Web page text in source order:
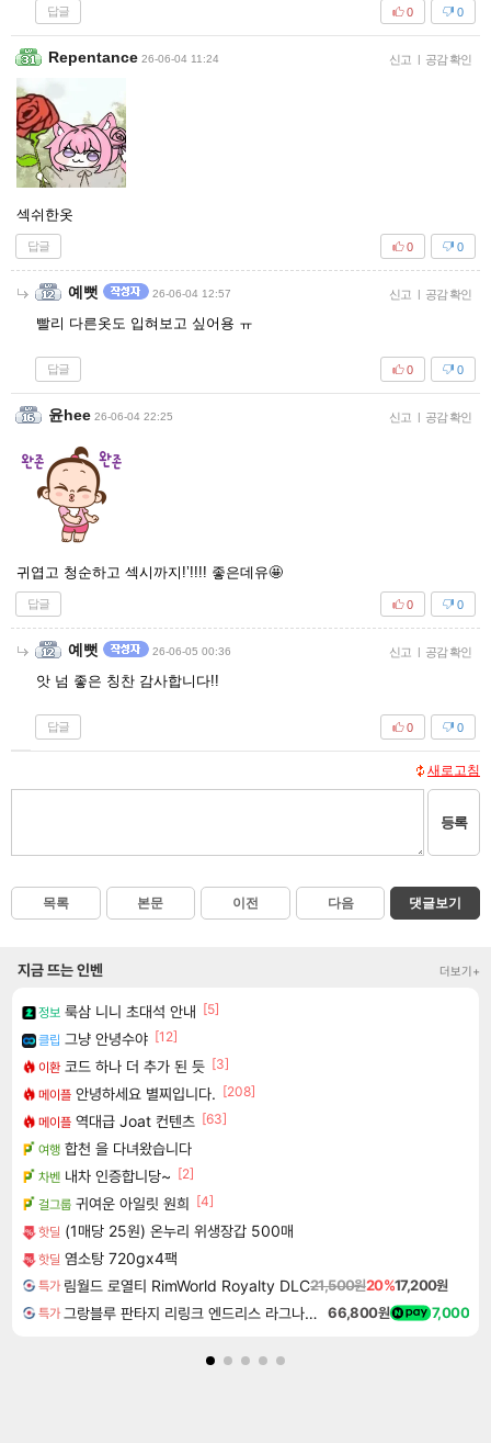
답글 0
0
Repentance 26-06-04 11:24 신고 | 공감 확인
섹쉬한옷
답글 0
0
예뻣 26-06-04 12:57 신고 | 공감 확인
빨리 다른옷도 입혀보고 싶어용 ㅠ
답글 0
0
윤hee 26-06-04 22:25 신고 | 공감 확인
귀엽고 청순하고 섹시까지!’!!!! 좋은데유🤩
답글 0
0
예뻣 26-06-05 00:36 신고 | 공감 확인
앗 넘 좋은 칭찬 감사합니다!!
답글 0
0
새로고침
등록
목록 본문 이전 다음 댓글보기
지금 뜨는 인벤 더보기+
정보 룩삼 니니 초대석 안내 [5]
클립 그냥 안녕수야 [12]
이환 코드 하나 더 추가 된 듯 [3]
메이플 안녕하세요 별찌입니다. [208]
메이플 역대급 Joat 컨텐츠 [63]
여행 합천 을 다녀왔습니다
차벤 내차 인증합니당~ [2]
걸그룹 귀여운 아일릿 원희 [4]
핫딜 (1매당 25원) 온누리 위생장갑 500매
핫딜 염소탕 720gx4팩
특가 림월드 로열티 RimWorld Royalty DLC21,500원20%17,200원
특가 그랑블루 판타지 리링크 엔드리스 라그나로크 Granblue Fantasy Relink Endless Ragnarok 66,800원 7,000